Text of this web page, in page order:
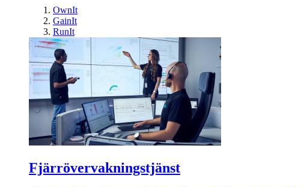
OwnIt
GainIt
RunIt
Fjärrövervakningstjänst